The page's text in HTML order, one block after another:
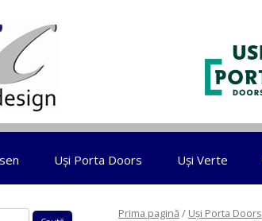
Uși Porta Doors Uși Verte
Prima pagină / Uși Porta Doors